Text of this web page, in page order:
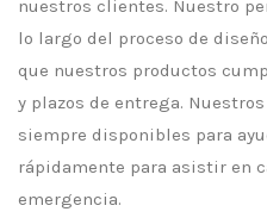
nuestros clientes. Nuestro
lo largo del proceso de
que nuestros productos
y plazos de entrega.
siempre disponibles para
rápidamente para asistir en
emergencia.